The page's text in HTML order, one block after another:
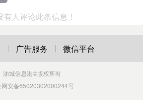
有人评论此条信息！
广告服务 微信平台
油城信息港©版权所有
网安备65020302000244号